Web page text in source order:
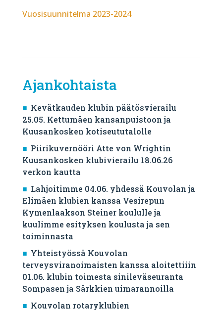
Vuosisuunnitelma 2023-2024
Ajankohtaista
Kevätkauden klubin päätösvierailu
25.05. Kettumäen kansanpuistoon ja
Kuusankosken kotiseututalolle
Piirikuvernööri Atte von Wrightin
Kuusankosken klubivierailu 18.06.26
verkon kautta
Lahjoitimme 04.06. yhdessä Kouvolan ja
Elimäen klubien kanssa Vesirepun
Kymenlaakson Steiner koululle ja
kuulimme esityksen koulusta ja sen
toiminnasta
Yhteistyössä Kouvolan
terveysviranoimaisten kanssa aloitettiiin
01.06. klubin toimesta sinileväseuranta
Sompasen ja Särkkien uimarannoilla
Kouvolan rotaryklubien